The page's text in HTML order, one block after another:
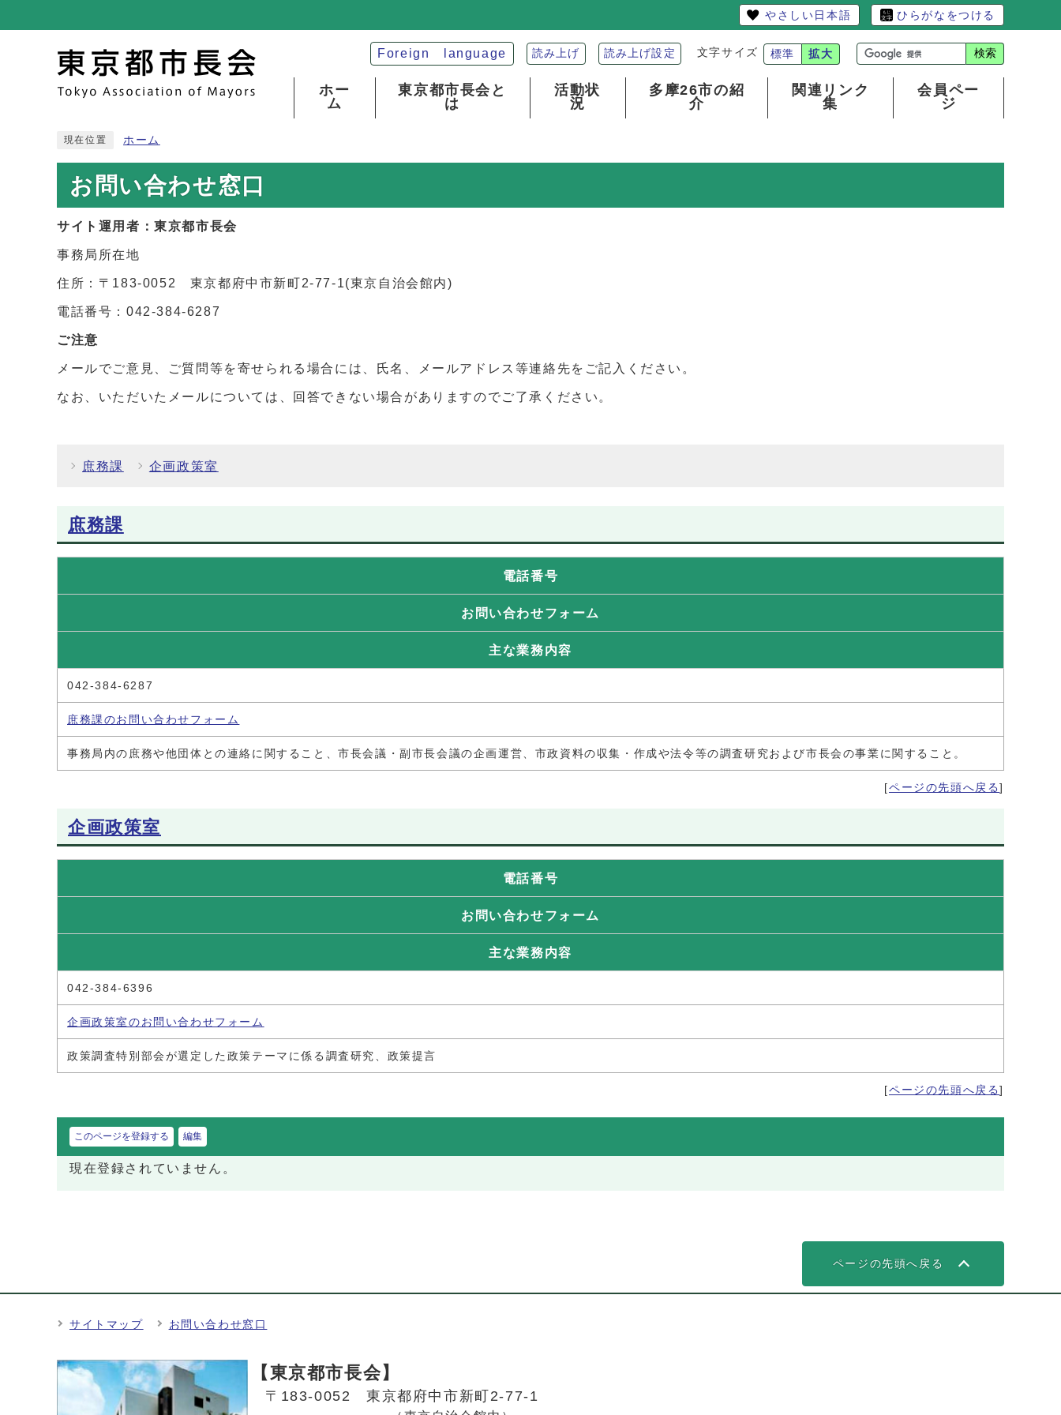
やさしい日本語 ひらがなをつける
Foreign language 読み上げ 読み上げ設定 文字サイズ 標準 拡大 検索
ホー
ム
東京都市長会と
は
活動状
況
多摩26市の紹
介
関連リンク
集
会員ペー
ジ
現在位置 ホーム
お問い合わせ窓口
サイト運用者：東京都市長会
事務局所在地
住所：〒183-0052 東京都府中市新町2-77-1(東京自治会館内)
電話番号：042-384-6287
ご注意
メールでご意見、ご質問等を寄せられる場合には、氏名、メールアドレス等連絡先をご記入ください。
なお、いただいたメールについては、回答できない場合がありますのでご了承ください。
庶務課 企画政策室
庶務課
電話番号
お問い合わせフォーム
主な業務内容
042-384-6287
庶務課のお問い合わせフォーム
事務局内の庶務や他団体との連絡に関すること、市長会議・副市長会議の企画運営、市政資料の収集・作成や法令等の調査研究および市長会の事業に関すること。
[ページの先頭へ戻る]
企画政策室
電話番号
お問い合わせフォーム
主な業務内容
042-384-6396
企画政策室のお問い合わせフォーム
政策調査特別部会が選定した政策テーマに係る調査研究、政策提言
[ページの先頭へ戻る]
このページを登録する 編集
現在登録されていません。
ページの先頭へ戻る
サイトマップ お問い合わせ窓口
【東京都市長会】
〒183-0052 東京都府中市新町2-77-1